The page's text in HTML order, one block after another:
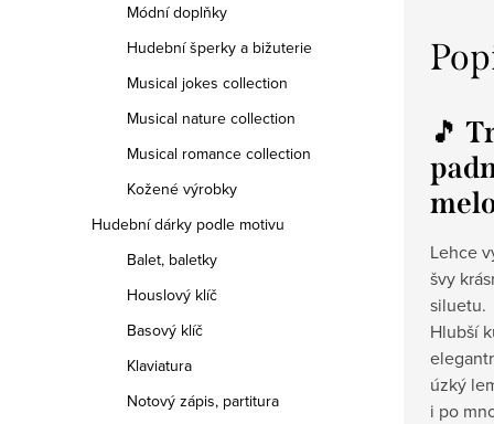
Módní doplňky
Hudební šperky a bižuterie
Musical jokes collection
Musical nature collection
Musical romance collection
Kožené výrobky
Hudební dárky podle motivu
Balet, baletky
Houslový klíč
Basový klíč
Klaviatura
Notový zápis, partitura
🎵
Lehce
švy
siluetu.
Hlubší
úzký
i po